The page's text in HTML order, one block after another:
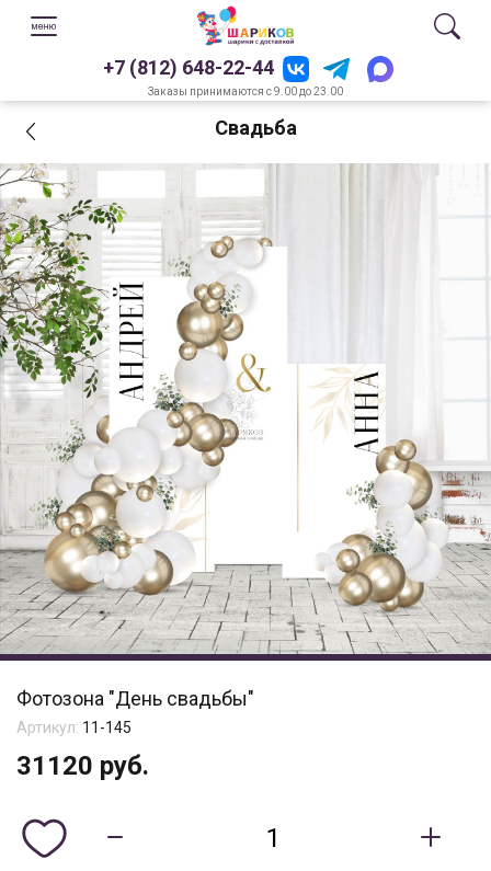
+7 (812) 648-22-44
Заказы принимаются с 9.00 до 23.00
Свадьба
Фотозона "День свадьбы"
Артикул: 11-145
31120 руб.